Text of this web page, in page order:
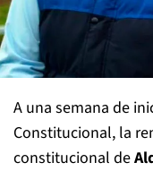
A una semana de
Constitucional, la
constitucional de